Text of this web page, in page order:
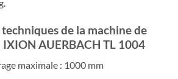
de la machine de
AUERBACH TL 1004
maximale : 1000 mm